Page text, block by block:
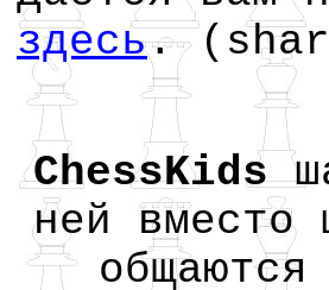
здесь.
ChessKids
ней вместо